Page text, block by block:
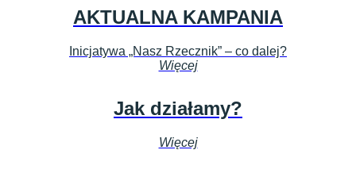
AKTUALNA KAMPANIA
Inicjatywa „Nasz Rzecznik” – co dalej?
Więcej
Jak działamy?
Więcej